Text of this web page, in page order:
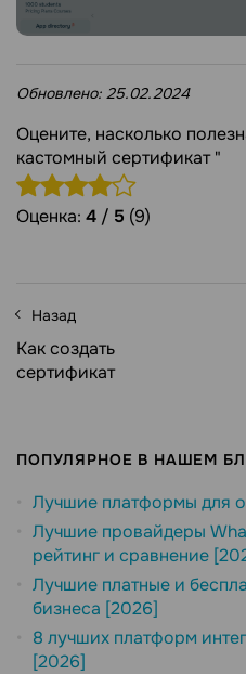
Обновлено: 25.02.2024
Оцените, насколько
кастомный сертификат "
Оценка: 4 / 5 (9)
Назад
Как создать
сертификат
ПОПУЛЯРНОЕ В НАШЕМ
Лучшие платформы для
Лучшие провайдеры
рейтинг и сравнение
Лучшие платные и
бизнеса [2026]
8 лучших платформ
[2026]